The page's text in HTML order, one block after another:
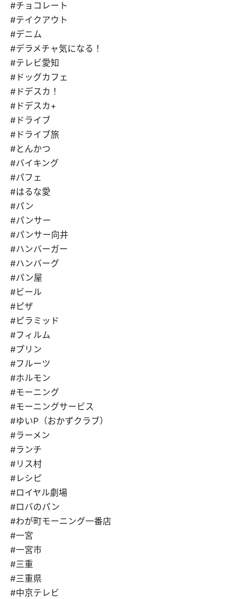
#チョコレート
#テイクアウト
#デニム
#デラメチャ気になる！
#テレビ愛知
#ドッグカフェ
#ドデスカ！
#ドデスカ+
#ドライブ
#ドライブ旅
#とんかつ
#バイキング
#パフェ
#はるな愛
#パン
#パンサー
#パンサー向井
#ハンバーガー
#ハンバーグ
#パン屋
#ビール
#ピザ
#ピラミッド
#フィルム
#プリン
#フルーツ
#ホルモン
#モーニング
#モーニングサービス
#ゆいP（おかずクラブ）
#ラーメン
#ランチ
#リス村
#レシピ
#ロイヤル劇場
#ロバのパン
#わが町モーニング一番店
#一宮
#一宮市
#三重
#三重県
#中京テレビ